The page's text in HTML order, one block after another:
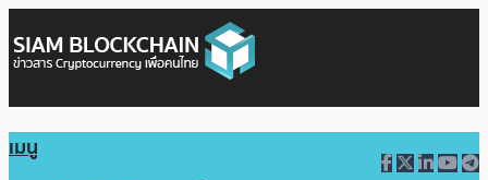
เมนู